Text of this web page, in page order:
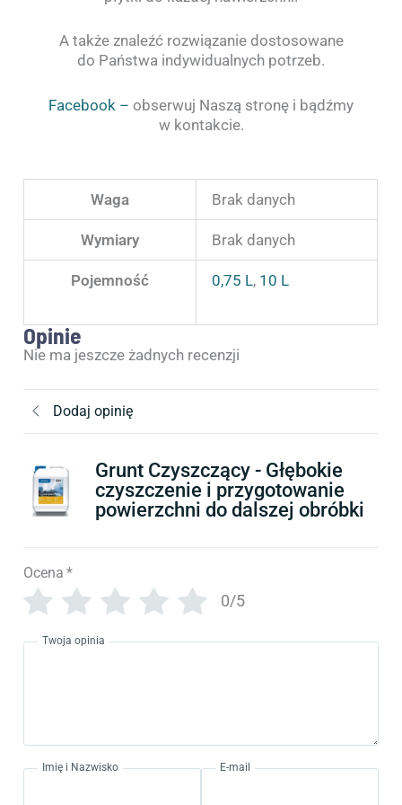
A także znaleźć rozwiązanie dostosowane
do Państwa indywidualnych potrzeb.
Facebook – obserwuj Naszą stronę i bądźmy
w kontakcie.
Waga Brak danych
Wymiary Brak danych
Pojemność 0,75 L, 10 L
Opinie
Nie ma jeszcze żadnych recenzji
Dodaj opinię
Grunt Czyszczący - Głębokie
czyszczenie i przygotowanie
powierzchni do dalszej obróbki
Ocena *
0/5
Twoja opinia
Imię i Nazwisko E-mail